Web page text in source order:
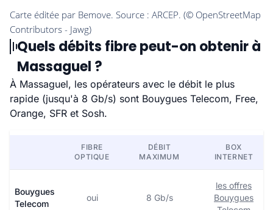
Quels débits fibre peut-on obtenir à
Massaguel ?
À Massaguel, les opérateurs avec le débit le plus
rapide (jusqu'à 8 Gb/s) sont Bouygues Telecom, Free,
Orange, SFR et Sosh.
FIBRE
OPTIQUE
DÉBIT
MAXIMUM
BOX
INTERNET
Bouygues
Telecom
oui 8 Gb/s
les offres
Bouygues